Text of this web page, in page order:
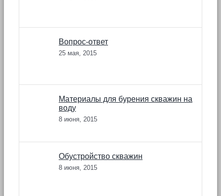
Вопрос-ответ
25 мая, 2015
Материалы для бурения скважин на
воду
8 июня, 2015
Обустройство скважин
8 июня, 2015